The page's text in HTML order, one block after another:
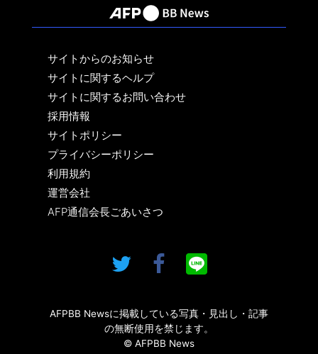
サイトからのお知らせ
サイトに関するヘルプ
サイトに関するお問い合わせ
採用情報
サイトポリシー
プライバシーポリシー
利用規約
運営会社
AFP通信会長ごあいさつ
AFPBB Newsに掲載している写真・見出し・記事
の無断使用を禁じます。
© AFPBB News